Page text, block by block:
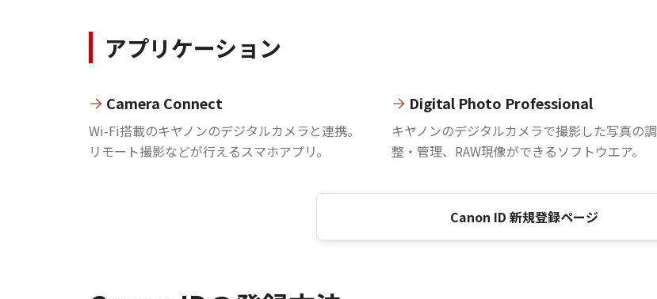
アプリケーション
Camera Connect
Wi-Fi搭載のキヤノンのデジタルカメラと連携。
リモート撮影などが行えるスマホアプリ。
Digital Photo Professional
キヤノンのデジタルカメラで撮影した写真の調
整・管理、RAW現像ができるソフトウエア。
Canon ID 新規登録ページ